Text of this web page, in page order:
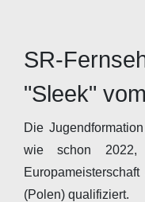
SR-
"Sleek"
Die
wie schon
(Polen) qualifiziert.